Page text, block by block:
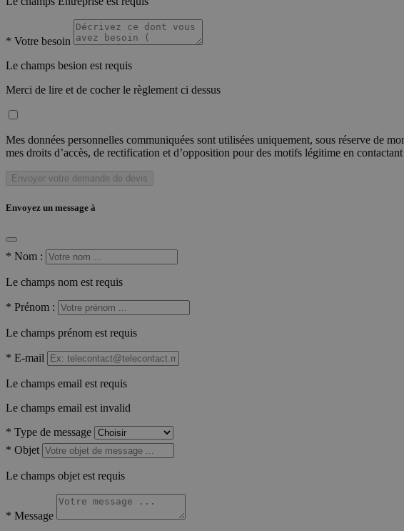
* Votre besoin
Le champs besion est requis
Merci de lire et de cocher le règlement ci dessus
Mes données personnelles communiquées sont utilisées uniquement, sous réserve de
mes droits d’accès, de rectification et d’opposition pour des motifs légitime en contactant
Envoyer votre demande de devis
Envoyez un message à
* Nom :
Le champs nom est requis
* Prénom :
Le champs prénom est requis
* E-mail
Le champs email est requis
Le champs email est invalid
* Type de message
* Objet
Le champs objet est requis
* Message